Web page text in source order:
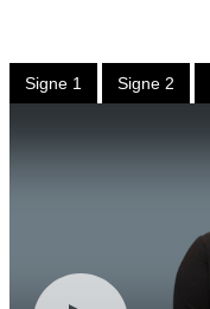
Signe 1 Signe 2